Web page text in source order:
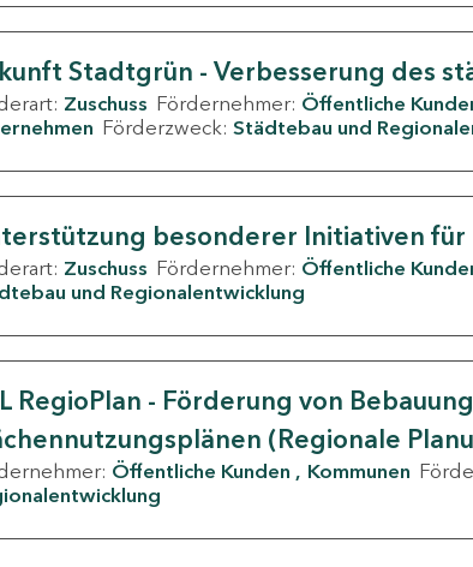
Stadtgrün - Verbesserung des
Zuschuss Fördernehmer: Öffentliche
Förderzweck: Städtebau und
besonderer Initiativen
Zuschuss Fördernehmer: Öffentliche
und Regionalentwicklung
RegioPlan - Förderung von
(Regionale
Öffentliche Kunden Kommunen